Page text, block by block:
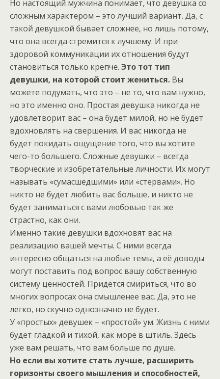
Но настоящий мужчина понимает, что девушка со
сложным характером – это лучший вариант. Да, с
такой девушкой бывает сложнее, но лишь потому,
что она всегда стремится к лучшему. И при
здоровой коммуникации их отношения будут
становиться только крепче. Это тот тип
девушки, на которой стоит жениться. Вы
можете подумать, что это – не то, что вам нужно,
но это именно оно. Простая девушка никогда не
удовлетворит вас – она будет милой, но не будет
вдохновлять на свершения. И вас никогда не
будет покидать ощущение того, что вы хотите
чего-то большего. Сложные девушки – всегда
творческие и изобретательные личности. Их могут
называть «сумасшедшими» или «стервами». Но
никто не будет любить вас больше, и никто не
будет заниматься с вами любовью так же
страстно, как они.
Именно такие девушки вдохновят вас на
реализацию вашей мечты. С ними всегда
интересно общаться на любые темы, а её доводы
могут поставить под вопрос вашу собственную
систему ценностей. Придётся смириться, что во
многих вопросах она смышленее вас. Да, это не
легко, но скучно однозначно не будет.
У «простых» девушек – «простой» ум. Жизнь с ними
будет гладкой и тихой, как море в штиль. Здесь
уже вам решать, что вам больше по душе.
Но если вы хотите стать лучше, расширить
горизонты своего мышления и способностей,